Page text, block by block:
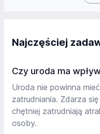
Najczęściej
Czy uroda ma
Uroda nie powinna
zatrudniania. Zdarza
chętniej zatrudniają
osoby.